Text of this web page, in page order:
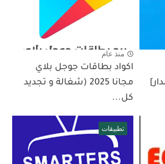
منذ عام
اكواد بطاقات جوجل بلاي
مجانا 2025 (شغالة و تجديد
كل...
تطبيقات